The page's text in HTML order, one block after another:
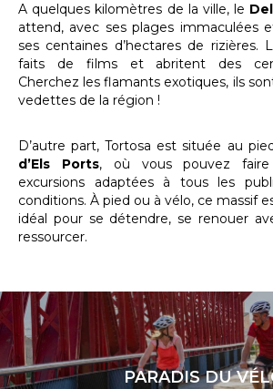
A quelques kilomètres de la ville, le
attend, avec ses plages immaculées
ses centaines d’hectares de rizières.
faits de films et abritent des
Cherchez les flamants exotiques, ils
vedettes de la région !
D’autre part, Tortosa est située au
d’Els Ports, où vous pouvez faire
excursions adaptées à tous les
conditions. À pied ou à vélo, ce massif
idéal pour se détendre, se renouer
ressourcer.
PARADIS DU